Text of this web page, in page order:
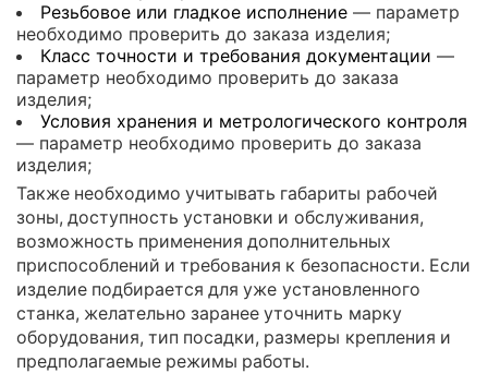
Резьбовое или гладкое исполнение — параметр
необходимо проверить до заказа изделия;
Класс точности и требования документации —
параметр необходимо проверить до заказа
изделия;
Условия хранения и метрологического контроля
— параметр необходимо проверить до заказа
изделия;
Также необходимо учитывать габариты рабочей
зоны, доступность установки и обслуживания,
возможность применения дополнительных
приспособлений и требования к безопасности. Если
изделие подбирается для уже установленного
станка, желательно заранее уточнить марку
оборудования, тип посадки, размеры крепления и
предполагаемые режимы работы.